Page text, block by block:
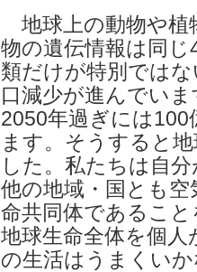
地球上の動物や植
物の遺伝情報は同
類だけが特別では
口減少が進んでい
2050年過ぎには
ます。そうすると
した。私たちは自
他の地域・国とも
命共同体であるこ
地球生命全体を個
の生活はうまくい